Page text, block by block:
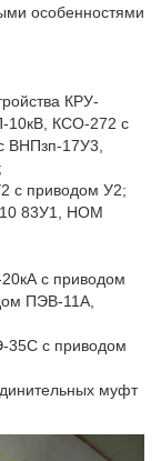
особенностями
КРУ-
КСО-272 с
17У3,
с приводом У2;
83У1, НОМ
с приводом
ПЭВ-11А,
35С с приводом
муфт